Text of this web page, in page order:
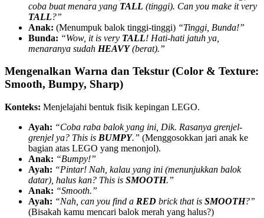
coba buat menara yang TALL (tinggi). Can you make it very
TALL?”
Anak: (Menumpuk balok tinggi-tinggi) “Tinggi, Bunda!”
Bunda: “Wow, it is very TALL! Hati-hati jatuh ya,
menaranya sudah HEAVY(berat).”
Mengenalkan Warna dan Tekstur (Color & Texture:
Smooth, Bumpy, Sharp)
Konteks: Menjelajahi bentuk fisik kepingan LEGO.
Ayah: “Coba raba balok yang ini, Dik. Rasanya grenjel-
grenjel ya? This is BUMPY.” (Menggosokkan jari anak ke
bagian atas LEGO yang menonjol).
Anak: “Bumpy!”
Ayah: “Pintar! Nah, kalau yang ini (menunjukkan balok
datar), halus kan? This is SMOOTH.”
Anak: “Smooth.”
Ayah: “Nah, can you find a RED brick that is SMOOTH?”
(Bisakah kamu mencari balok merah yang halus?)